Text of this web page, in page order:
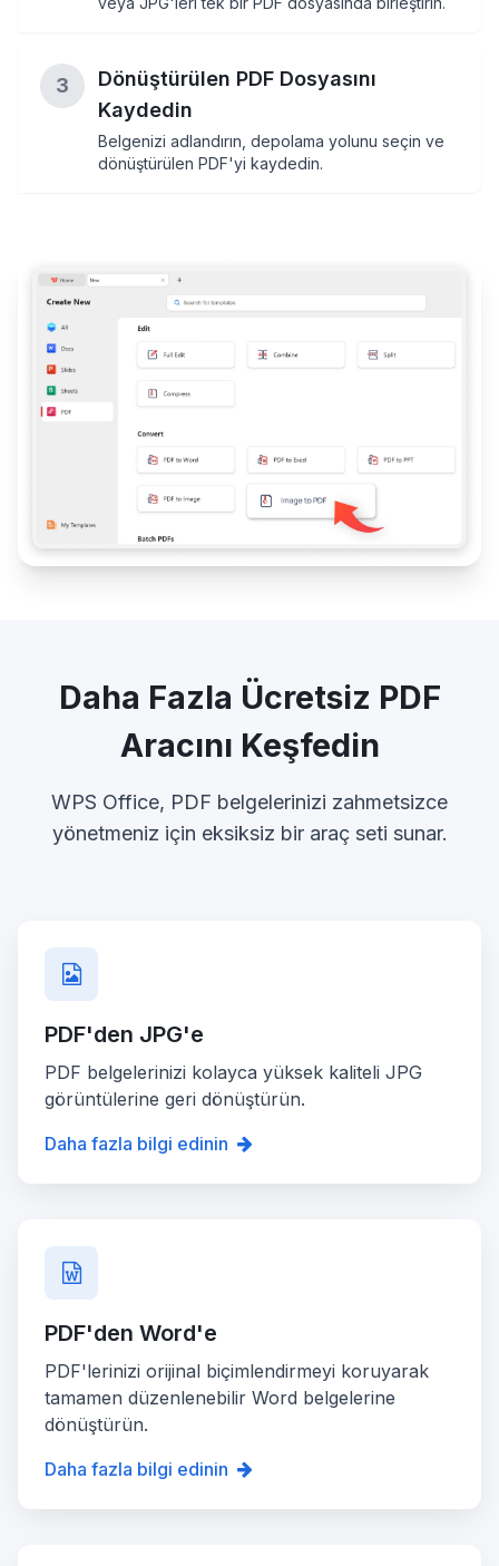
3
Dönüştürülen PDF Dosyasını
Kaydedin
Belgenizi adlandırın, depolama yolunu seçin ve
dönüştürülen PDF'yi kaydedin.
Daha Fazla Ücretsiz PDF
Aracını Keşfedin
WPS Office, PDF belgelerinizi zahmetsizce
yönetmeniz için eksiksiz bir araç seti sunar.
PDF'den JPG'e
PDF belgelerinizi kolayca yüksek kaliteli JPG
görüntülerine geri dönüştürün.
Daha fazla bilgi edinin
PDF'den Word'e
PDF'lerinizi orijinal biçimlendirmeyi koruyarak
tamamen düzenlenebilir Word belgelerine
dönüştürün.
Daha fazla bilgi edinin